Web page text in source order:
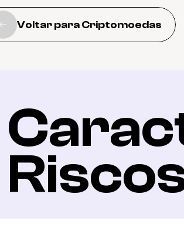
Voltar para Criptomoedas